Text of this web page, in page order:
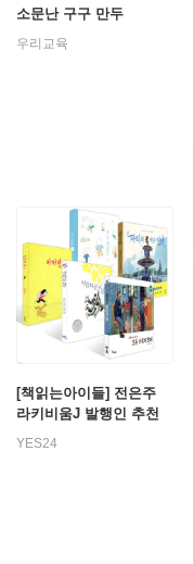
소문난 구구 만두
우리교육
[책읽는아이들] 전은주
라키비움J 발행인 추천
초등 3~4학년 세트
YES24